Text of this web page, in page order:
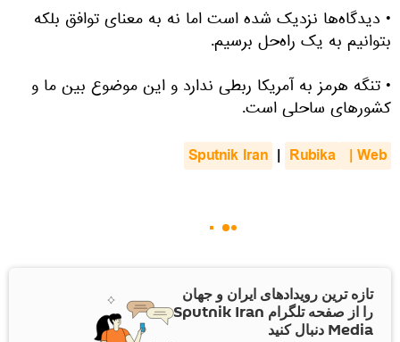
• دیدگاه‌ها نزدیک شده است اما نه به معنای توافق بلکه
بتوانیم به یک راه‌حل برسیم.
• تنگه هرمز به آمریکا ربطی ندارد و این موضوع بین ما و
کشورهای ساحلی است.
Sputnik Iran | Rubika | Web
تازه ترین رویدادهای ایران و جهان
را از صفحه تلگرام Sputnik Iran
Media دنبال کنید